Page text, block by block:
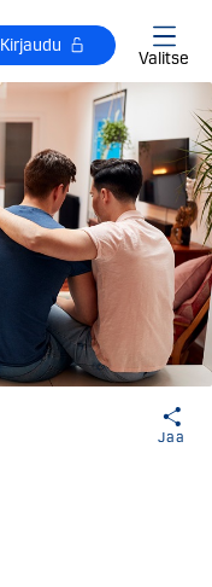
Kirjaudu
Valitse
Jaa